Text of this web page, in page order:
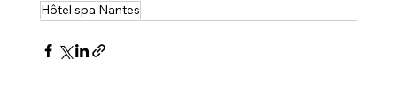
Hôtel spa Nantes